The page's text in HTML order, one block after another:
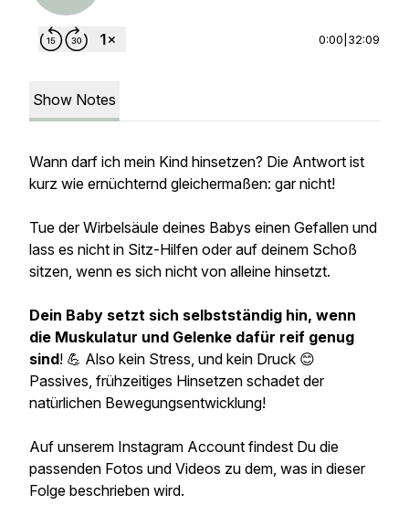
0:00 32:09
Show Notes
Wann darf ich mein Kind hinsetzen? Die Antwort ist
kurz wie ernüchternd gleichermaßen: gar nicht!
Tue der Wirbelsäule deines Babys einen Gefallen und
lass es nicht in Sitz-Hilfen oder auf deinem Schoß
sitzen, wenn es sich nicht von alleine hinsetzt.
Dein Baby setzt sich selbstständig hin, wenn
die Muskulatur und Gelenke dafür reif genug
sind! 💪 Also kein Stress, und kein Druck 😊
Passives, frühzeitiges Hinsetzen schadet der
natürlichen Bewegungsentwicklung!
Auf unserem Instagram Account findest Du die
passenden Fotos und Videos zu dem, was in dieser
Folge beschrieben wird.